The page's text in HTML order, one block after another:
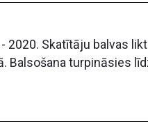
Skatītāju balvas
Balsošana turpināsies